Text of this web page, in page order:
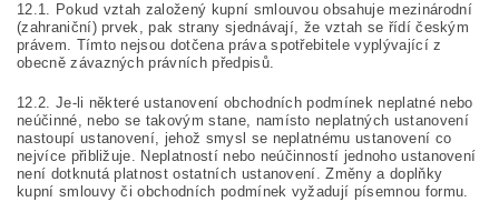
12.1. Pokud vztah založený kupní smlouvou obsahuje mezinárodní
(zahraniční) prvek, pak strany sjednávají, že vztah se řídí českým
právem. Tímto nejsou dotčena práva spotřebitele vyplývající z
obecně závazných právních předpisů.
12.2. Je-li některé ustanovení obchodních podmínek neplatné nebo
neúčinné, nebo se takovým stane, namísto neplatných ustanovení
nastoupí ustanovení, jehož smysl se neplatnému ustanovení co
nejvíce přibližuje. Neplatností nebo neúčinností jednoho ustanovení
není dotknutá platnost ostatních ustanovení. Změny a doplňky
kupní smlouvy či obchodních podmínek vyžadují písemnou formu.